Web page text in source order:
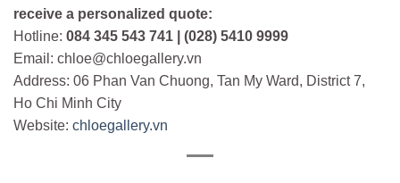
receive a personalized quote:
Hotline: 084 345 543 741 | (028) 5410 9999
Email: chloe@chloegallery.vn
Address: 06 Phan Van Chuong, Tan My Ward, District 7,
Ho Chi Minh City
Website: chloegallery.vn